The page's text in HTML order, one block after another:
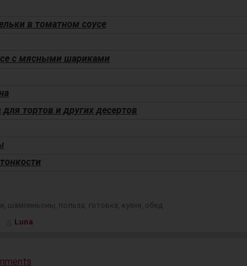
в томатном соусе
с мясными шариками
тортов и других десертов
, шампиньоны, польза, готовка, кухня, обед
Luna